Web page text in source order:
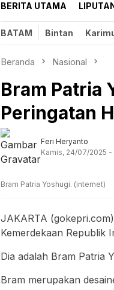
BERITA UTAMA
BATAM Bintan
Beranda Nasional
Bram Patria
Peringatan
Feri Heryanto
Kamis, 24/07/2025 -
Bram Patria Yoshugi. (internet)
JAKARTA
Kemerdekaan Republik
Dia adalah Bram Patria
Bram merupakan